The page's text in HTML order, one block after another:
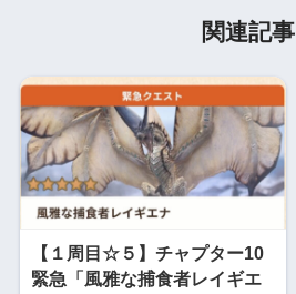
関連記事
【１周目☆５】チャプター10
緊急「風雅な捕食者レイギエ